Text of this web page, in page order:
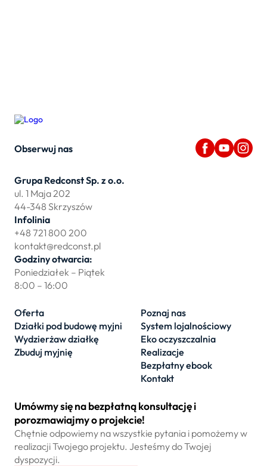
Obserwuj nas
Grupa Redconst Sp. z o.o.
ul. 1 Maja 202
44-348 Skrzyszów
Infolinia
+48 721 800 200
kontakt@redconst.pl
Godziny otwarcia:
Poniedziałek – Piątek
8:00 – 16:00
Oferta
Działki pod budowę myjni
Wydzierżaw działkę
Zbuduj myjnię
Poznaj nas
System lojalnościowy
Eko oczyszczalnia
Realizacje
Bezpłatny ebook
Kontakt
Umówmy się na bezpłatną konsultację i
porozmawiajmy o projekcie!
Chętnie odpowiemy na wszystkie pytania i pomożemy w
realizacji Twojego projektu. Jesteśmy do Twojej
dyspozycji.